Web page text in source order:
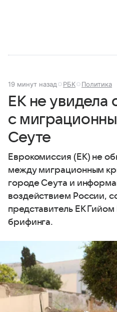
19 минут назад РБК Политика
ЕК не увидела
с
Сеуте
Еврокомиссия (ЕК) не
между миграционным
городе Сеута и
воздействием России,
представитель ЕК
брифинга.